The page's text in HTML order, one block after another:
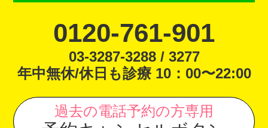
0120-761-901
03-3287-3288 / 3277
年中無休/休日も診療 10：00〜22:00
過去の電話予約の方専用